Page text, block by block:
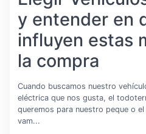
y entender en
influyen estas
la compra
Cuando buscamos nuestro
eléctrica que nos gusta, el
queremos para nuestro peque o
vam...